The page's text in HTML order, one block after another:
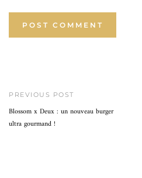
PREVIOUS POST
Blossom x Deux : un nouveau burger
ultra gourmand !